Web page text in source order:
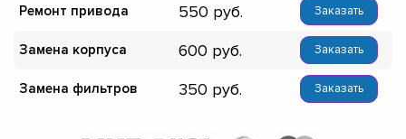
Ремонт привода 550 Заказать
Замена корпуса 600 Заказать
Замена фильтров 350 Заказать